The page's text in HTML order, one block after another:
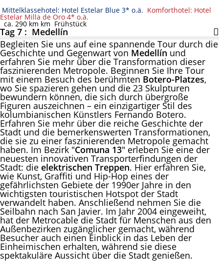
Mittelklassehotel: Hotel Estelar Blue 3* o.ä. Komforthotel: Hotel
Estelar Milla de Oro 4* o.ä.
ca. 290 km km Frühstück
Tag 7 : Medellín
Begleiten Sie uns auf eine spannende Tour durch die
Geschichte und Gegenwart von Medellín und
erfahren Sie mehr über die Transformation dieser
faszinierenden Metropole. Beginnen Sie Ihre Tour
mit einem Besuch des berühmten Botero-Platzes,
wo Sie spazieren gehen und die 23 Skulpturen
bewundern können, die sich durch übergroße
Figuren auszeichnen – ein einzigartiger Stil des
kolumbianischen Künstlers Fernando Botero.
Erfahren Sie mehr über die reiche Geschichte der
Stadt und die bemerkenswerten Transformationen,
die sie zu einer faszinierenden Metropole gemacht
haben. Im Bezirk "Comuna 13" erleben Sie eine der
neuesten innovativen Transporterfindungen der
Stadt: die elektrischen Treppen. Hier erfahren Sie,
wie Kunst, Graffiti und Hip-Hop eines der
gefährlichsten Gebiete der 1990er Jahre in den
wichtigsten touristischen Hotspot der Stadt
verwandelt haben. Anschließend nehmen Sie die
Seilbahn nach San Javier. Im Jahr 2004 eingeweiht,
hat der Metrocable die Stadt für Menschen aus den
Außenbezirken zugänglicher gemacht, während
Besucher auch einen Einblick in das Leben der
Einheimischen erhalten, während sie diese
spektakuläre Aussicht über die Stadt genießen.